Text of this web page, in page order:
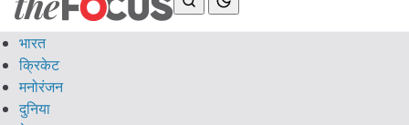
भारत
क्रिकेट
मनोरंजन
दुनिया